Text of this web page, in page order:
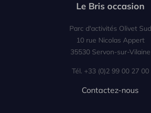
Le Bris occasion
Parc d'activités Olivet Sud
10 rue Nicolas Appert
35530 Servon-sur-Vilaine
Tél. +33 (0)2 99 00 27 00
Contactez-nous